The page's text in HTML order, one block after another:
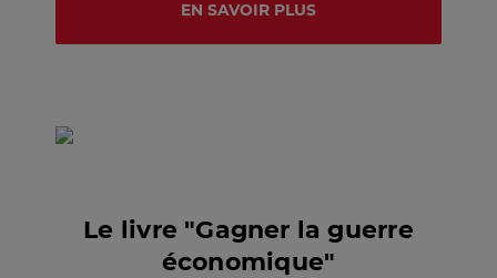
EN SAVOIR PLUS
Le livre "Gagner la guerre
économique"